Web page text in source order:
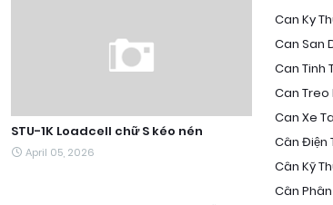
STU-1K Loadcell chữ S kéo nén
April 05, 2026
Can Ky
Can San
Can Tinh
Can Treo
Can Xe
Cân Điện
Cân Kỹ
Cân